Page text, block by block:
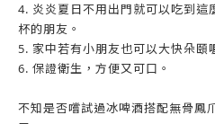
4. 炎炎夏日不用出門就可以吃到這
杯的朋友。
5. 家中若有小朋友也可以大快朵頤
6. 保證衛生，方便又可口。
不知是否嚐試過冰啤酒搭配無骨鳳